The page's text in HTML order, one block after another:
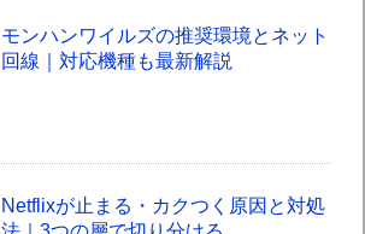
モンハンワイルズの推奨環境とネット
回線｜対応機種も最新解説
Netflixが止まる・カクつく原因と対処